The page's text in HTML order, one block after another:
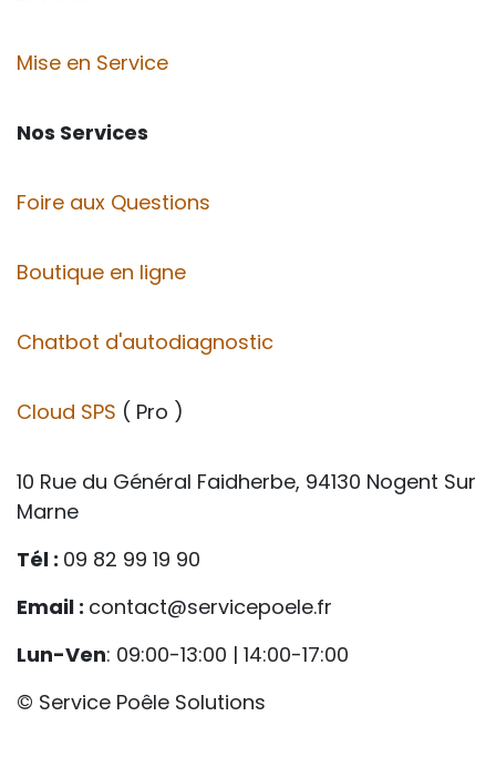
Mise en Service
Nos Services
Foire aux Questions
Boutique en ligne
Chatbot d'autodiagnostic
Cloud SPS ( Pro )
10 Rue du Général Faidherbe, 94130 Nogent Sur
Marne
Tél : 09 82 99 19 90
Email : contact@servicepoele.fr
Lun-Ven: 09:00-13:00 | 14:00-17:00
© Service Poêle Solutions